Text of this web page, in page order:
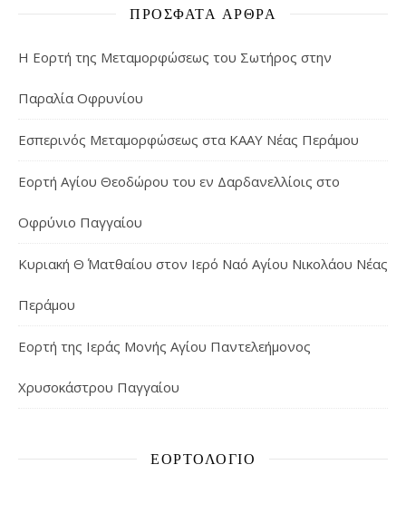
ΠΡΌΣΦΑΤΑ ΆΡΘΡΑ
Η Εορτή της Μεταμορφώσεως του Σωτήρος στην
Παραλία Οφρυνίου
Εσπερινός Μεταμορφώσεως στα ΚΑΑΥ Νέας Περάμου
Εορτή Αγίου Θεοδώρου του εν Δαρδανελλίοις στο
Οφρύνιο Παγγαίου
Κυριακή Θ΄ Ματθαίου στον Ιερό Ναό Αγίου Νικολάου Νέας
Περάμου
Εορτή της Ιεράς Μονής Αγίου Παντελεήμονος
Χρυσοκάστρου Παγγαίου
ΕΟΡΤΟΛΌΓΙΟ